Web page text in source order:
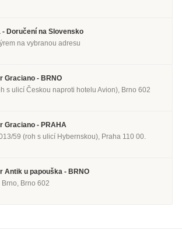
Doručení na Slovensko
na vybranou adresu
Graciano - BRNO
s ulicí Českou naproti hotelu Avion), Brno 602
Graciano - PRAHA
59 (roh s ulicí Hybernskou), Praha 110 00.
Antik u papouška - BRNO
Brno, Brno 602